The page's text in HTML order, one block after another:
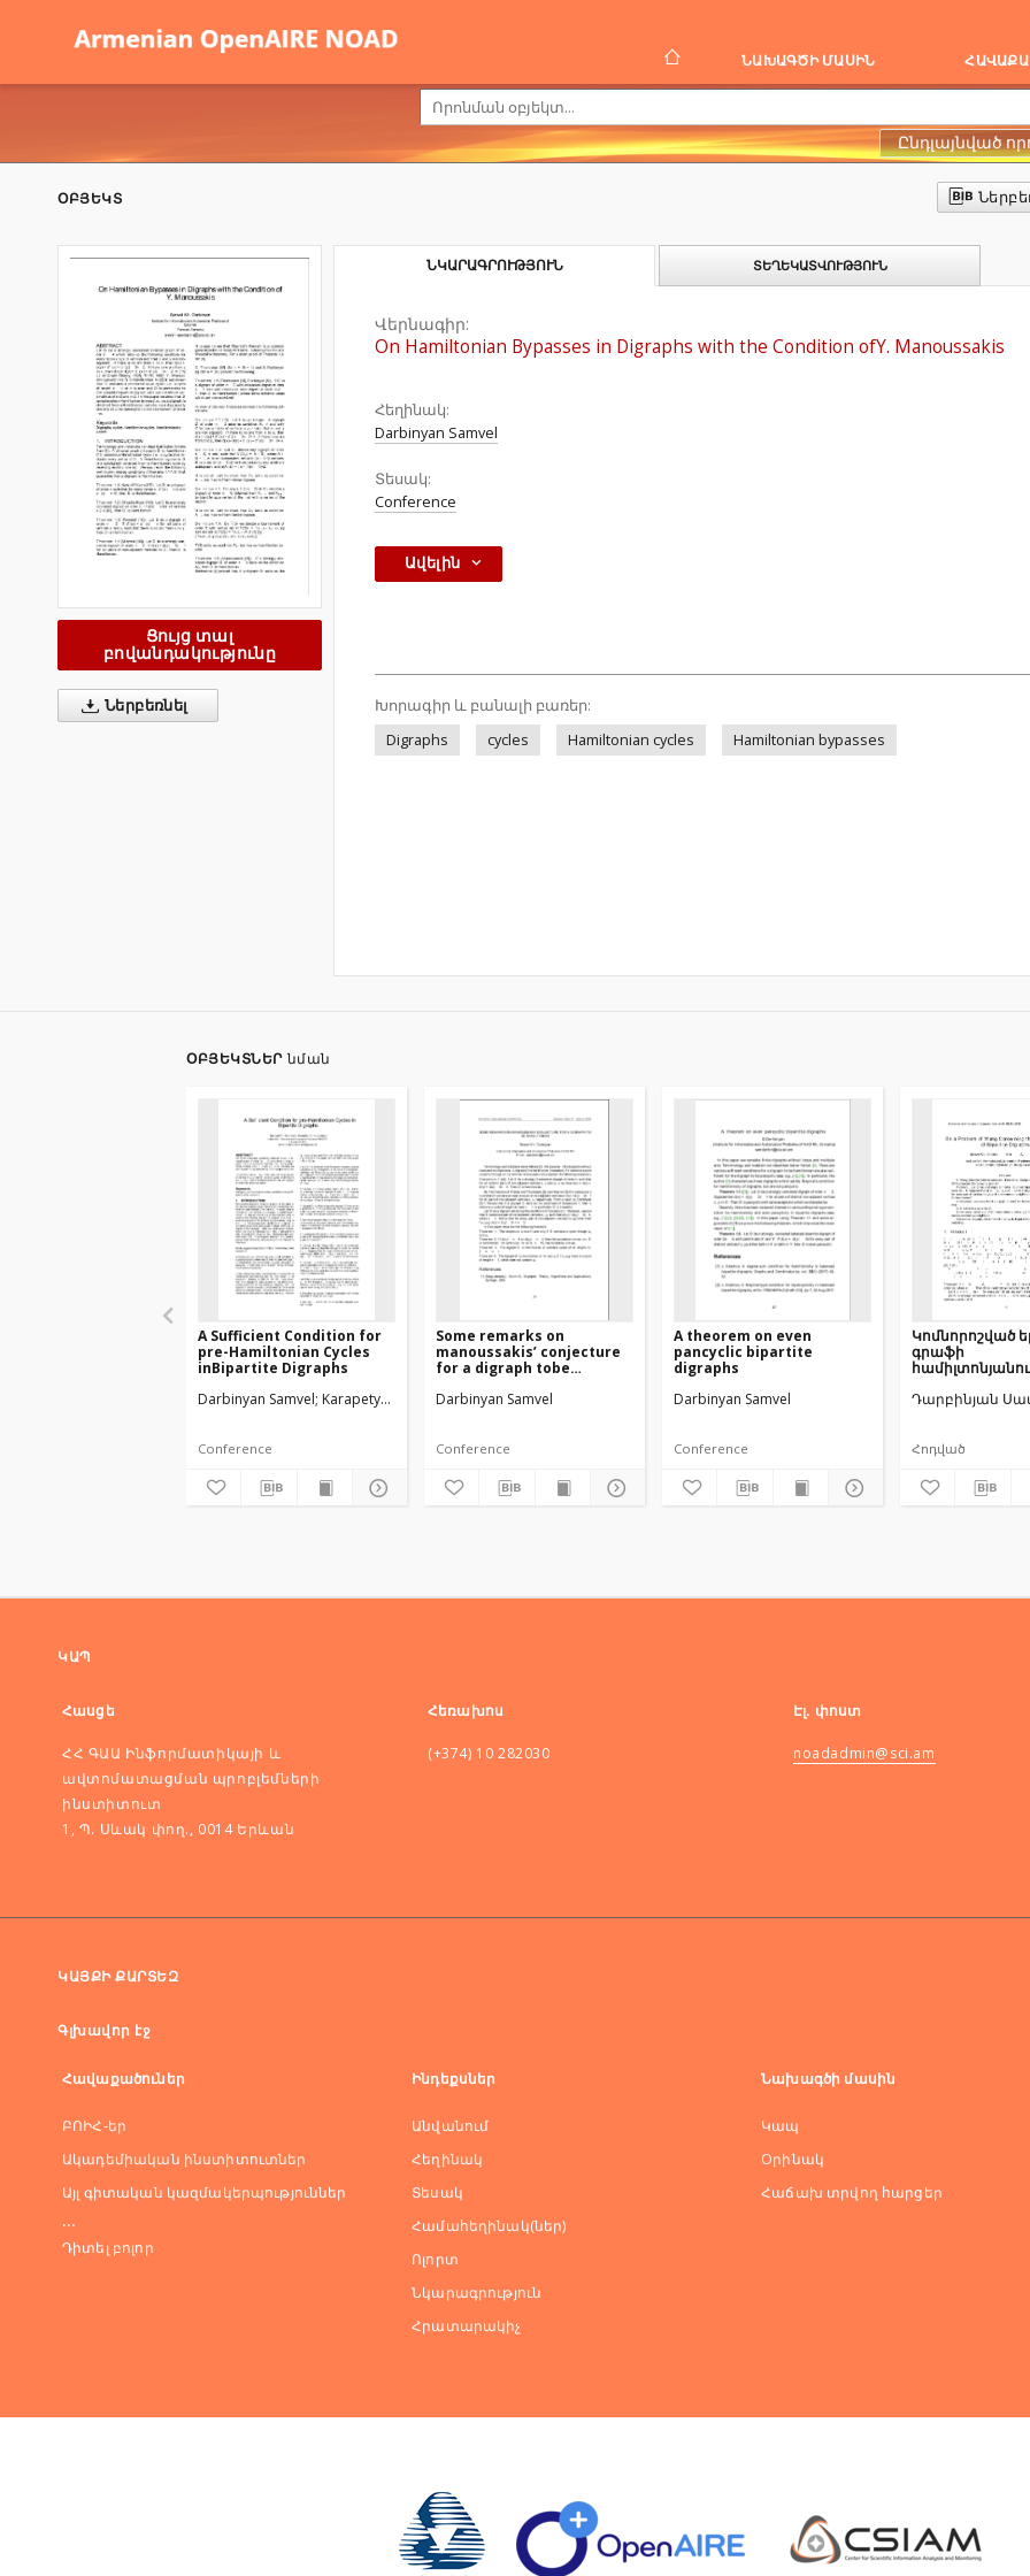
ՆԱԽԱԳԾԻ ՄԱՍԻՆ
Ընդլայնված
ՕԲՅԵԿՏ
Ցույց տալ
բովանդակությունը
Ներբեռնել
ՆԿԱՐԱԳՐՈՒԹՅՈՒՆ ՏԵՂԵԿԱՏՎՈՒԹՅՈՒՆ
Վերնագիր:
On Hamiltonian Bypasses in Digraphs with the Condition ofY. Manoussakis
Հեղինակ:
Darbinyan Samvel
Տեսակ:
Conference
Ավելին
Խորագիր և բանալի բառեր:
Digraphs
cycles Hamiltonian cycles Hamiltonian bypasses
ՕԲՅԵԿՏՆԵՐ նման
A Sufficient Condition for
pre-Hamiltonian Cycles
inBipartite Digraphs
Darbinyan Samvel Karapetyan Iskandar
Conference
Some remarks on
manoussakis’ conjecture
for a digraph tobe
Darbinyan Samvel
Conference
A theorem on even
pancyclic bipartite
digraphs
Darbinyan Samvel
Conference
Կոմնորոշված
գրաֆի
մասին
Դարբինյան
Հոդված
ԿԱՊ
Հասցե
ՀՀ ԳԱԱ Ինֆորմատիկայի և
ավտոմատացման պրոբլեմների
ինստիտուտ
1, Պ. Սևակ փող., 0014 Երևան
Հեռախոս
(+374) 10 282030
Էլ. փոստ
noadadmin@sci.am
ԿԱՅՔԻ ՔԱՐՏԵԶ
Գլխավոր էջ
Հավաքածուներ
ԲՈԻՀ-եր
Ակադեմիական ինստիտուտներ
Այլ գիտական կազմակերպություններ
...
Դիտել բոլոր
Ինդեքսներ
Անվանում
Հեղինակ
Տեսակ
Համահեղինակ(ներ)
Ոլորտ
Նկարագրություն
Հրատարակիչ
Նախագծի մասին
Կապ
Оրինակ
Հաճախ տրվող հարցեր